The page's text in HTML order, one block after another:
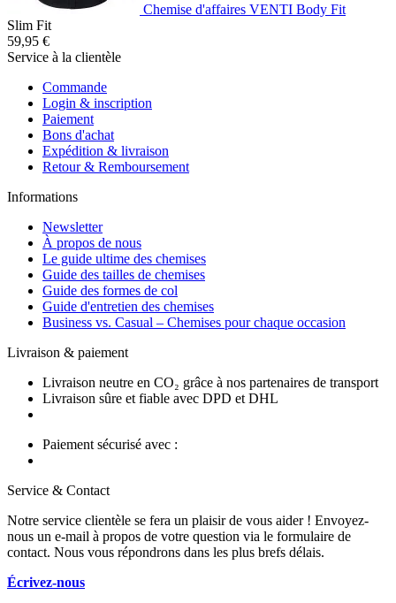
Chemise d'affaires VENTI Body Fit
Slim Fit
59,95 €
Service à la clientèle
Commande
Login & inscription
Paiement
Bons d'achat
Expédition & livraison
Retour & Remboursement
Informations
Newsletter
À propos de nous
Le guide ultime des chemises
Guide des tailles de chemises
Guide des formes de col
Guide d'entretien des chemises
Business vs. Casual – Chemises pour chaque occasion
Livraison & paiement
Livraison neutre en CO₂ grâce à nos partenaires de transport
Livraison sûre et fiable avec DPD et DHL
Paiement sécurisé avec :
Service & Contact
Notre service clientèle se fera un plaisir de vous aider ! Envoyez-
nous un e-mail à propos de votre question via le formulaire de
contact. Nous vous répondrons dans les plus brefs délais.
Écrivez-nous